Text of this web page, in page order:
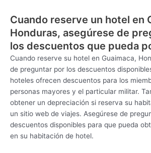
Cuando reserve un hotel en
Honduras, asegúrese de
los descuentos que pueda
Cuando reserve su hotel en Guaimaca,
de preguntar por los descuentos
hoteles ofrecen descuentos para los
personas mayores y el particular militar.
obtener un depreciación si reserva su
un sitio web de viajes. Asegúrese de
descuentos disponibles para que pueda
en su habitación de hotel.